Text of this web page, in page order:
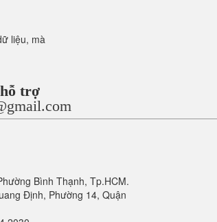
liệu, mà
trợ
Bình Thạnh, Tp.HCM.
Định, Phường 14, Quận